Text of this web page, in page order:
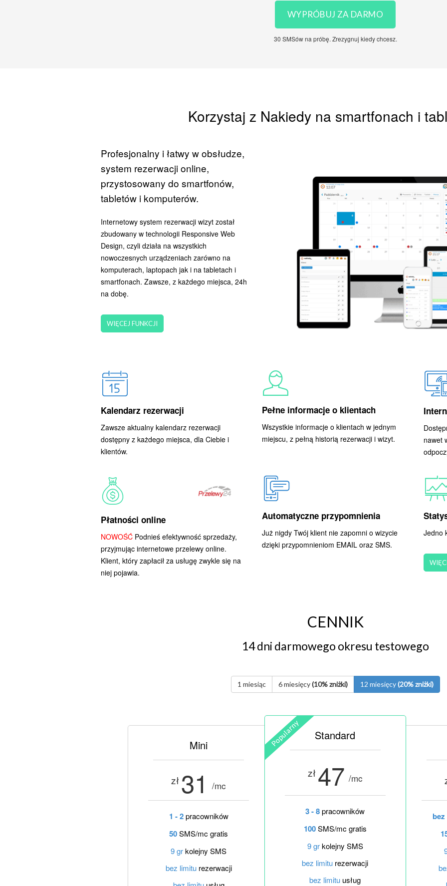
WYPRÓBUJ ZA DARMO
30 SMSów na próbę. Zrezygnuj kiedy chcesz.
Korzystaj z Nakiedy na smartfonach i
Profesjonalny i łatwy w obsłudze,
system rezerwacji online,
przystosowany do smartfonów,
tabletów i komputerów.
Internetowy system rezerwacji wizyt został
zbudowany w technologii Responsive Web
Design, czyli działa na wszystkich
nowoczesnych urządzeniach zarówno na
komputerach, laptopach jak i na tabletach i
smartfonach. Zawsze, z każdego miejsca, 24h
na dobę.
WIĘCEJ FUNKCJI
Kalendarz rezerwacji
Zawsze aktualny kalendarz rezerwacji
dostępny z każdego miejsca, dla Ciebie i
klientów.
Pełne informacje o klientach
Wszystkie informacje o klientach w jednym
miejscu, z pełną historią rezerwacji i wizyt.
nawet
Płatności online
NOWOŚĆ Podnieś efektywność sprzedaży,
przyjmując internetowe przelewy online.
Klient, który zapłacił za usługę zwykle się na
niej pojawia.
Automatyczne przypomnienia
Już nigdy Twój klient nie zapomni o wizycie
dzięki przypomnieniom EMAIL oraz SMS.
Jedno
CENNIK
14 dni darmowego okresu testowego
1 miesiąc 6 miesięcy(10% zniżki) 12 miesięcy(20% zniżki)
Mini
zł 31 /mc
1 - 2pracowników
50SMS/mc gratis
9 grkolejny SMS
bez limiturezerwacji
Standard
zł 47 /mc
3 - 8pracowników
100SMS/mc gratis
9 grkolejny SMS
bez limitu rezerwacji
bez limitu usług